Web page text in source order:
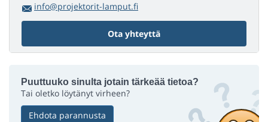
info@projektorit-lamput.fi
Ota yhteyttä
Puuttuuko sinulta jotain tärkeää tietoa?
Tai oletko löytänyt virheen?
Ehdota parannusta